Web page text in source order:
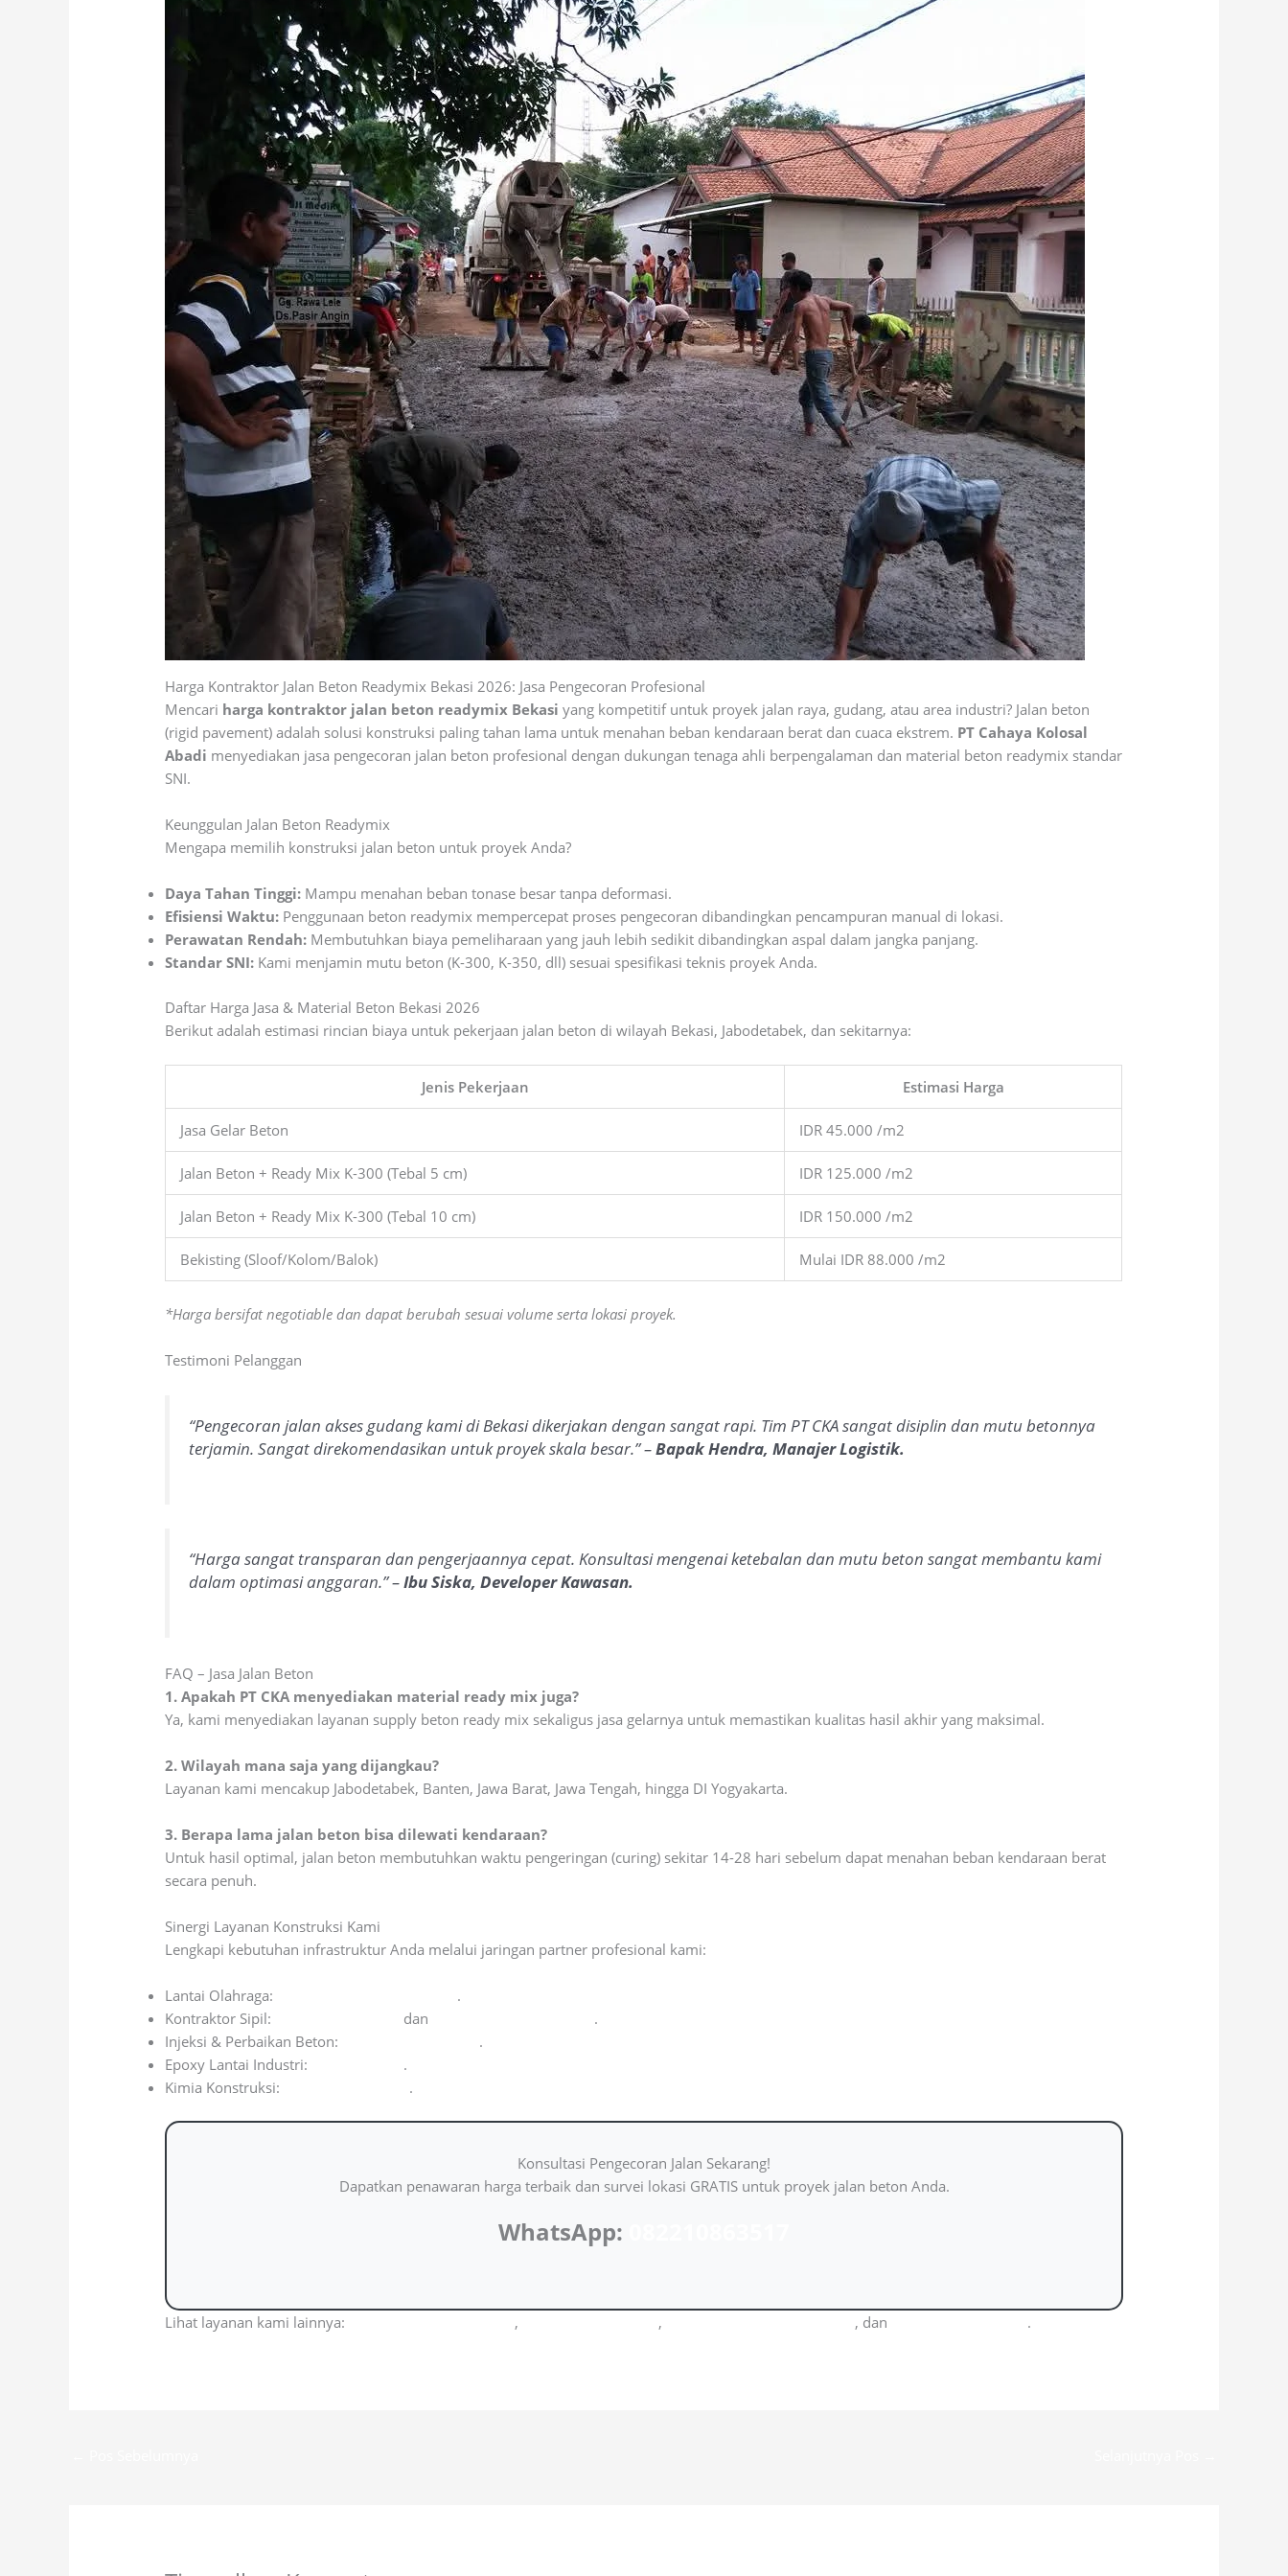
Harga Kontraktor Jalan Beton Readymix Bekasi 2026: Jasa Pengecoran Profesional
Mencari harga kontraktor jalan beton readymix Bekasi yang kompetitif untuk proyek jalan raya, gudang, atau area industri? Jalan beton
(rigid pavement) adalah solusi konstruksi paling tahan lama untuk menahan beban kendaraan berat dan cuaca ekstrem. PT Cahaya Kolosal
Abadi menyediakan jasa pengecoran jalan beton profesional dengan dukungan tenaga ahli berpengalaman dan material beton readymix standar
SNI.
Keunggulan Jalan Beton Readymix
Mengapa memilih konstruksi jalan beton untuk proyek Anda?
Daya Tahan Tinggi: Mampu menahan beban tonase besar tanpa deformasi.
Efisiensi Waktu: Penggunaan beton readymix mempercepat proses pengecoran dibandingkan pencampuran manual di lokasi.
Perawatan Rendah: Membutuhkan biaya pemeliharaan yang jauh lebih sedikit dibandingkan aspal dalam jangka panjang.
Standar SNI: Kami menjamin mutu beton (K-300, K-350, dll) sesuai spesifikasi teknis proyek Anda.
Daftar Harga Jasa & Material Beton Bekasi 2026
Berikut adalah estimasi rincian biaya untuk pekerjaan jalan beton di wilayah Bekasi, Jabodetabek, dan sekitarnya:
Jenis Pekerjaan Estimasi Harga
Jasa Gelar Beton IDR 45.000 /m2
Jalan Beton + Ready Mix K-300 (Tebal 5 cm) IDR 125.000 /m2
Jalan Beton + Ready Mix K-300 (Tebal 10 cm) IDR 150.000 /m2
Bekisting (Sloof/Kolom/Balok) Mulai IDR 88.000 /m2
*Harga bersifat negotiable dan dapat berubah sesuai volume serta lokasi proyek.
Testimoni Pelanggan
“Pengecoran jalan akses gudang kami di Bekasi dikerjakan dengan sangat rapi. Tim PT CKA sangat disiplin dan mutu betonnya
terjamin. Sangat direkomendasikan untuk proyek skala besar.” –Bapak Hendra, Manajer Logistik.
“Harga sangat transparan dan pengerjaannya cepat. Konsultasi mengenai ketebalan dan mutu beton sangat membantu kami
dalam optimasi anggaran.” –Ibu Siska, Developer Kawasan.
FAQ – Jasa Jalan Beton
1. Apakah PT CKA menyediakan material ready mix juga?
Ya, kami menyediakan layanan supply beton ready mix sekaligus jasa gelarnya untuk memastikan kualitas hasil akhir yang maksimal.
2. Wilayah mana saja yang dijangkau?
Layanan kami mencakup Jabodetabek, Banten, Jawa Barat, Jawa Tengah, hingga DI Yogyakarta.
3. Berapa lama jalan beton bisa dilewati kendaraan?
Untuk hasil optimal, jalan beton membutuhkan waktu pengeringan (curing) sekitar 14-28 hari sebelum dapat menahan beban kendaraan berat
secara penuh.
Sinergi Layanan Konstruksi Kami
Lengkapi kebutuhan infrastruktur Anda melalui jaringan partner profesional kami:
Lantai Olahraga:
.
Kontraktor Sipil:
dan
.
Injeksi & Perbaikan Beton:
.
Epoxy Lantai Industri:
.
Kimia Konstruksi:
.
Konsultasi Pengecoran Jalan Sekarang!
Dapatkan penawaran harga terbaik dan survei lokasi GRATIS untuk proyek jalan beton Anda.
WhatsApp:
Lihat layanan kami lainnya: , , , dan .